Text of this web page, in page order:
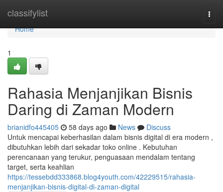
classifylist
Home
Home
1
Rahasia Menjanjikan Bisnis
Daring di Zaman Modern
brianidfo445405 58 days ago News
Discuss
Untuk mencapai keberhasilan dalam bisnis digital di era modern ,
dibutuhkan lebih dari sekadar toko online . Kebutuhan
perencanaan yang terukur, penguasaan mendalam tentang
target, serta keahlian
https://tessebdd333868.blog4youth.com/42229515/rahasia-
menjanjikan-bisnis-digital-di-zaman-digital